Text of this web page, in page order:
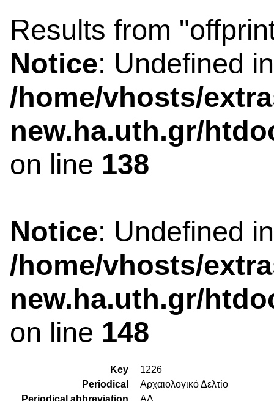
Results from
Notice: Undefined
/home/vhosts/
new.ha.uth.gr/
on line 138
Notice: Undefined
/home/vhosts/
new.ha.uth.gr/
on line 148
Key
1226
Periodical
Αρχαιολογικό Δελτίο
Periodical abbreviation
ΑΔ